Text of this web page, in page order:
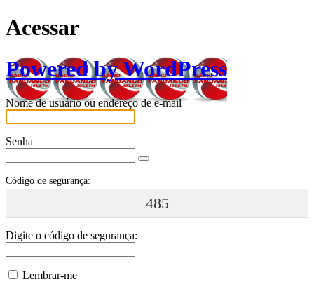
Acessar
Powered by WordPress
Nome de usuário ou endereço de e-mail
Senha
Código de segurança:
485
Digite o código de segurança:
Lembrar-me